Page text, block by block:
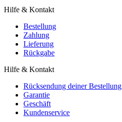
Hilfe & Kontakt
Bestellung
Zahlung
Lieferung
Rückgabe
Hilfe & Kontakt
Rücksendung deiner Bestellung
Garantie
Geschäft
Kundenservice